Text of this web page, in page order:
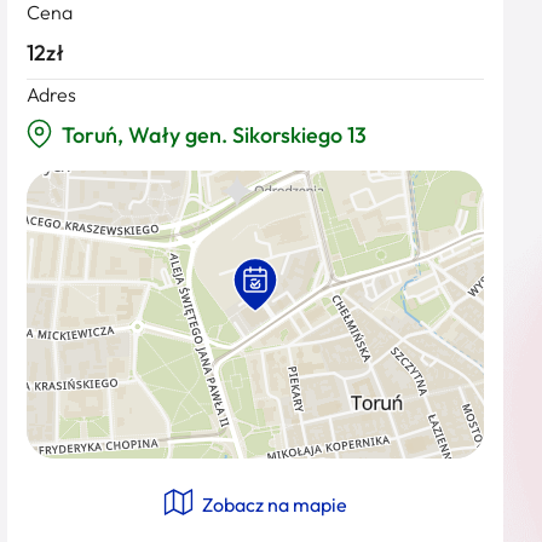
Cena
12zł
Adres
Toruń, Wały gen. Sikorskiego 13
Zobacz na mapie